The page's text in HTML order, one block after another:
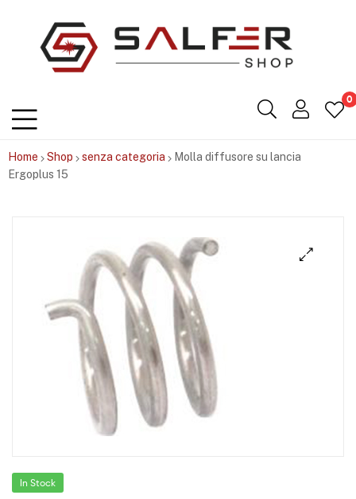
0
Home Shop senza categoria
Molla diffusore su lancia
Ergoplus 15
In Stock